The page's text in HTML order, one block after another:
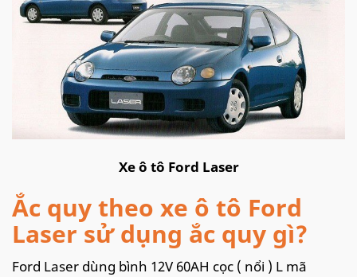
Xe ô tô Ford Laser
Ắc quy theo xe ô tô Ford
Laser sử dụng ắc quy gì?
Ford Laser dùng bình 12V 60AH cọc ( nổi ) L mã